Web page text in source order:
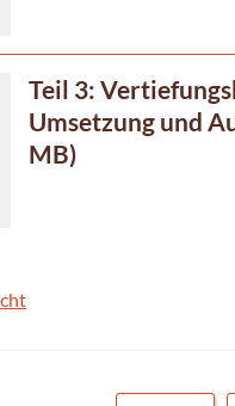
Teil 3:
Umsetzung und
MB)